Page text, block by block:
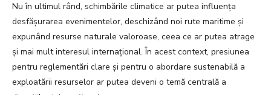
Nu în ultimul rând, schimbările climatice ar putea influența
desfășurarea evenimentelor, deschizând noi rute maritime și
expunând resurse naturale valoroase, ceea ce ar putea atrage
și mai mult interesul internațional. În acest context, presiunea
pentru reglementări clare și pentru o abordare sustenabilă a
exploatării resurselor ar putea deveni o temă centrală a